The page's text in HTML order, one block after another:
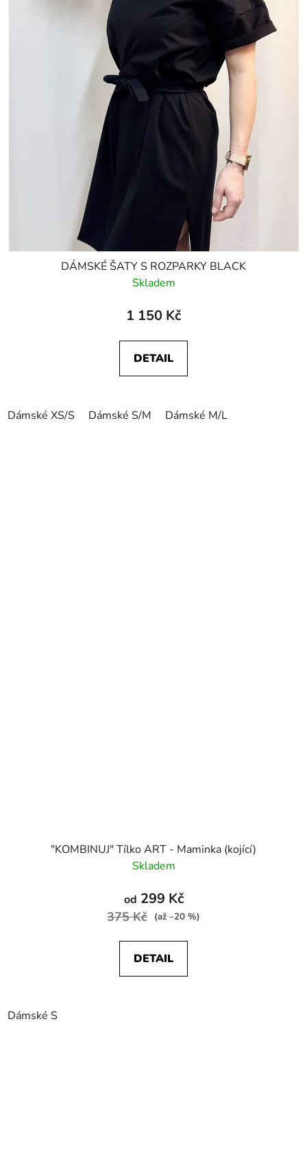
DÁMSKÉ ŠATY S ROZPARKY BLACK
Skladem
1 150 Kč
DETAIL
Dámské XS/S Dámské S/M Dámské M/L
"KOMBINUJ" Tílko ART - Maminka (kojící)
Skladem
od 299 Kč
375 Kč (až –20 %)
DETAIL
Dámské S